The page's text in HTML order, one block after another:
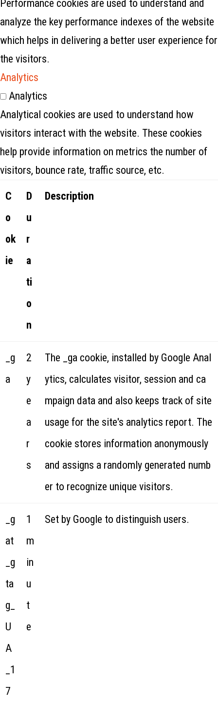
Performance cookies are used to understand and
analyze the key performance indexes of the website
which helps in delivering a better user experience for
the visitors.
Analytics
Analytics
Analytical cookies are used to understand how
visitors interact with the website. These cookies
help provide information on metrics the number of
visitors, bounce rate, traffic source, etc.
C
o
ok
ie
D
u
r
a
ti
o
n
Description
_g
a
2
y
e
a
r
s
The _ga cookie, installed by Google Anal
ytics, calculates visitor, session and ca
mpaign data and also keeps track of site
usage for the site's analytics report. The
cookie stores information anonymously
and assigns a randomly generated numb
er to recognize unique visitors.
_g
at
_g
ta
g_
U
A
_1
7
1
m
in
u
t
e
Set by Google to distinguish users.